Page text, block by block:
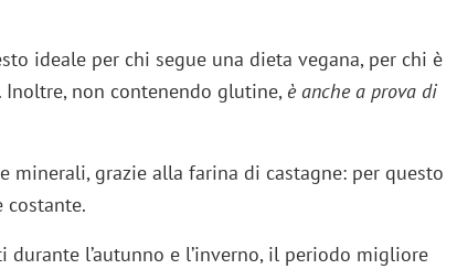
ideale per chi segue una dieta vegana, per chi è
non contenendo glutine, è anche a prova di
minerali, grazie alla farina di castagne: per questo
costante.
l’autunno e l’inverno, il periodo migliore